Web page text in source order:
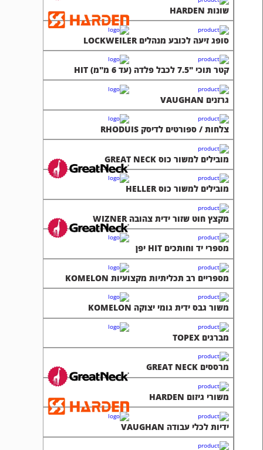
שונות HARDEN
סופג זיעה לכובע מנהלים LOCKWEILER
קטר תוכי "7.5 לכבל פלדה (עד 6 מ"מ) HIT
גרזנים VAUGHAN
צלחות / ספורטים לדיסק RHODUIS
מובילים למשור כוס GREAT NECK
מובילים למשור כוס HELLER
מקצץ חוט שזור ידית צהובה WIZNER
מספרי יד וחותכים HIT יפן
מספריים רב תכליתיות מקצועיות KOMELON
משור גבס ידית גומי יצוקה KOMELON
מברגים TOPEX
מרססים GREAT NECK
משורי גיזום HARDEN
ידיות לכלי עבודה VAUGHAN